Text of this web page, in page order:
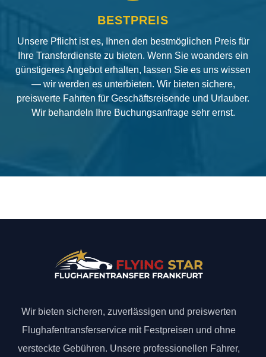
BESTPREIS
Unsere Pflicht ist es, Ihnen den bestmöglichen Preis für
Ihre Transferdienste zu bieten. Wenn Sie woanders ein
günstigeres Angebot erhalten, lassen Sie es uns wissen
— wir werden es unterbieten. Wir bieten sichere,
preiswerte Fahrten für Geschäftsreisende und Urlauber.
Wir behandeln Ihre Buchungsanfrage sehr ernst.
Wir bieten sicheren, zuverlässigen und preiswerten
Flughafentransferservice mit Festpreisen und ohne
versteckte Gebühren. Unsere professionellen Fahrer,